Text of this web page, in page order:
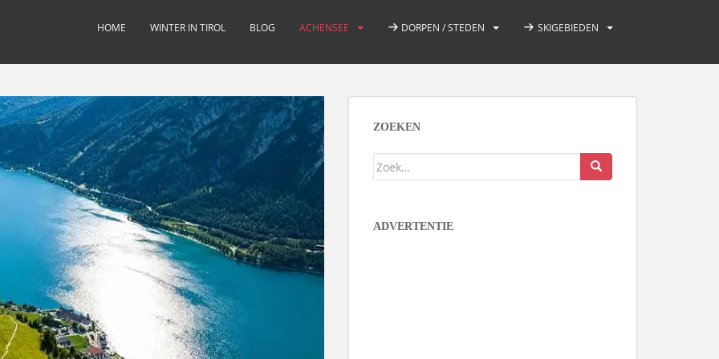
HOME WINTER IN TIROL BLOG ACHENSEE DORPEN / STEDEN SKIGEBIEDEN
ZOEKEN
Zoek
ADVERTENTIE